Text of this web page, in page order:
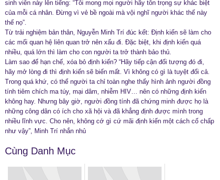
sinh viên này lên tiếng: “Tôi mong mọi người hãy tôn trọng sự khác biệt
của mỗi cá nhân. Đừng vì vẻ bề ngoài mà vội nghĩ người khác thế này
thế nọ”.
Từ trải nghiệm bản thân, Nguyễn Minh Trí đúc kết: Định kiến sẽ làm cho
các mối quan hệ liên quan trở nên xấu đi. Đặc biệt, khi định kiến quá
nhiều, quá lớn thì làm cho con người ta trở thành bảo thủ.
Làm sao để hạn chế, xóa bỏ định kiến? “Hãy tiếp cận đối tượng đó đi,
hãy mở lòng đi thì định kiến sẽ biến mất. Vì không có gì là tuyệt đối cả.
Trong quá khứ, có thể người ta chỉ toàn nghe thấy hình ảnh người đồng
tính tiêm chích ma túy, mại dâm, nhiễm HIV… nên có những định kiến
không hay. Nhưng bây giờ, người đồng tính đã chứng minh được họ là
những công dân có ích cho xã hội và đã khẳng định được mình trong
nhiều lĩnh vực. Cho nên, không cớ gì cứ mãi định kiến một cách cố chấp
như vậy”, Minh Trí nhắn nhủ
Cùng Danh Mục